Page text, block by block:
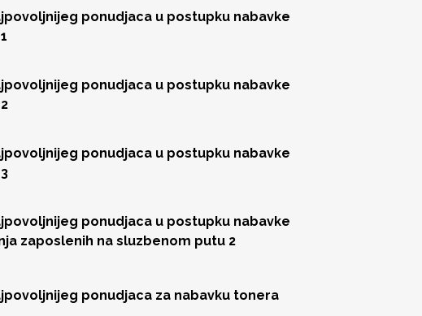
ponudjaca u postupku nabavke
ponudjaca u postupku nabavke
ponudjaca u postupku nabavke
ponudjaca u postupku nabavke
zaposlenih na sluzbenom putu 2
ponudjaca za nabavku tonera